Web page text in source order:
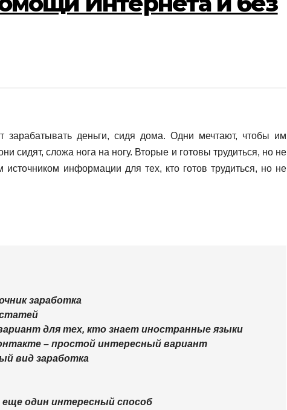
зарабатывать деньги, сидя дома. Одни мечтают, чтобы им
сидят, сложа нога на ногу. Вторые и готовы трудиться, но не
информации для тех, кто готов трудиться, но не
заработка
для тех, кто знает иностранные языки
– простой интересный вариант
вид заработка
один интересный способ